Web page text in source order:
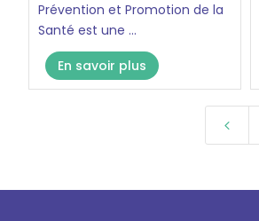
Prévention et Promotion de la
Santé est une ...
En savoir plus
4